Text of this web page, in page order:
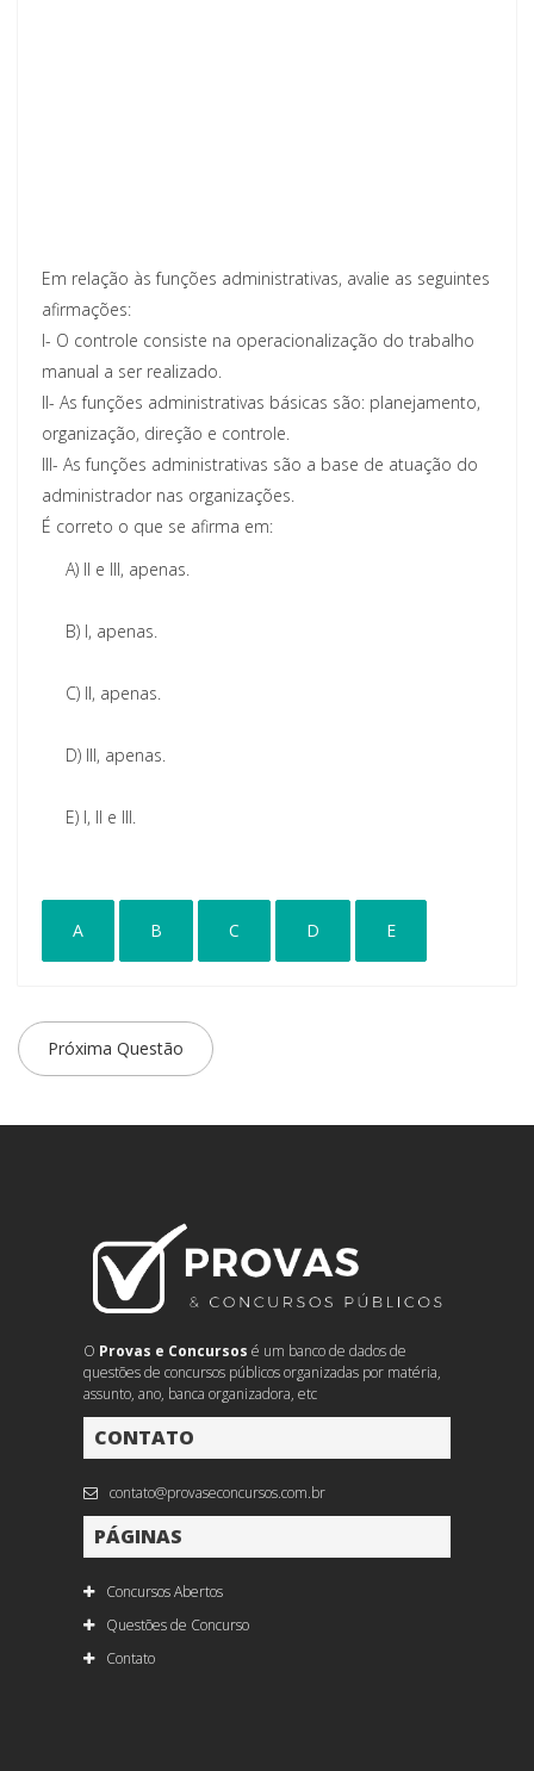
Em relação às funções administrativas, avalie as seguintes
afirmações:
I- O controle consiste na operacionalização do trabalho
manual a ser realizado.
II- As funções administrativas básicas são: planejamento,
organização, direção e controle.
III- As funções administrativas são a base de atuação do
administrador nas organizações.
É correto o que se afirma em:
A) II e III, apenas.
B) I, apenas.
C) II, apenas.
D) III, apenas.
E) I, II e III.
A B C D E
Próxima Questão
O Provas e Concursos é um banco de dados de
questões de concursos públicos organizadas por matéria,
assunto, ano, banca organizadora, etc
CONTATO
contato@provaseconcursos.com.br
PÁGINAS
Concursos Abertos
Questões de Concurso
Contato